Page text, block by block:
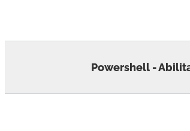
Powershell -